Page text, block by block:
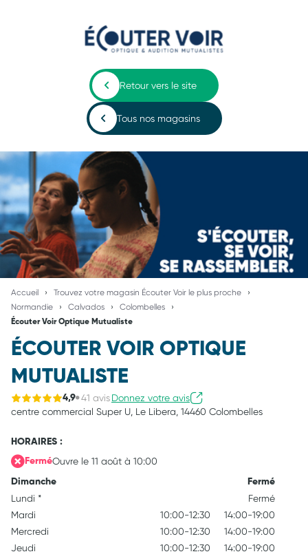
Retour vers le site
Tous nos magasins
Accueil
Trouvez votre magasin Écouter Voir le plus proche
Normandie
Calvados Colombelles
Écouter Voir Optique Mutualiste
ÉCOUTER VOIR OPTIQUE
MUTUALISTE
4,9 41 avisDonnez votre avis
centre commercial Super U, Le Libera, 14460 Colombelles
HORAIRES :
FerméOuvre le 11 août à 10:00
Dimanche Fermé
Lundi *
Fermé
Mardi
10:00-12:30
14:00-19:00
Mercredi
10:00-12:30
14:00-19:00
Jeudi
10:00-12:30
14:00-19:00